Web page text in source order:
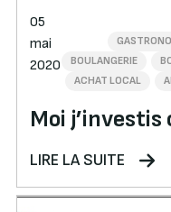
05
mai
2020
ACHAT LOCAL
BOULANGERIE
Moi j’investis
LIRE LA SUITE